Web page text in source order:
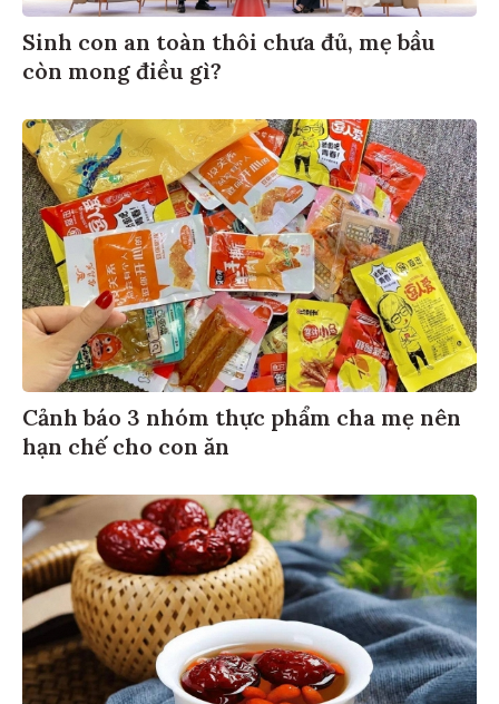
Sinh con an toàn thôi chưa đủ, mẹ bầu
còn mong điều gì?
Cảnh báo 3 nhóm thực phẩm cha mẹ nên
hạn chế cho con ăn